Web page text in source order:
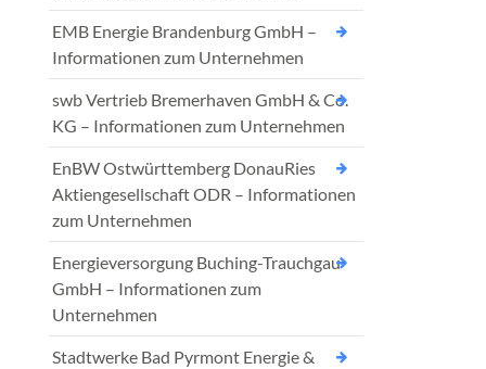
EMB Energie Brandenburg GmbH –
Informationen zum Unternehmen
swb Vertrieb Bremerhaven GmbH & Co.
KG – Informationen zum Unternehmen
EnBW Ostwürttemberg DonauRies
Aktiengesellschaft ODR – Informationen
zum Unternehmen
Energieversorgung Buching-Trauchgau
GmbH – Informationen zum
Unternehmen
Stadtwerke Bad Pyrmont Energie &